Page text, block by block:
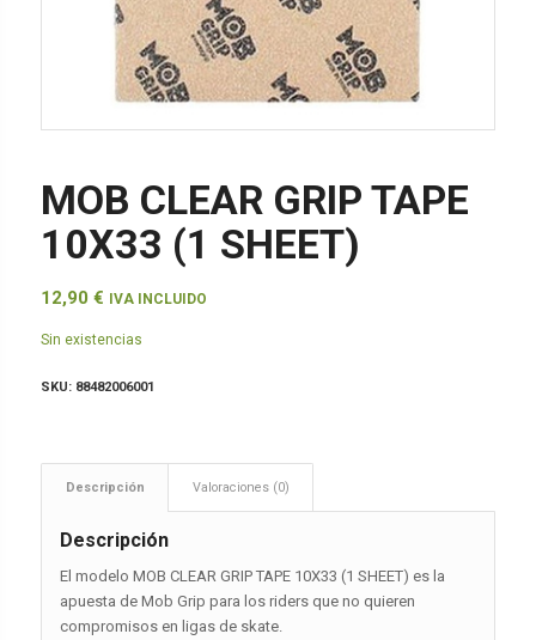
MOB CLEAR GRIP TAPE
10X33 (1 SHEET)
12,90 € IVA INCLUIDO
Sin existencias
SKU: 88482006001
Descripción Valoraciones (0)
Descripción
El modelo MOB CLEAR GRIP TAPE 10X33 (1 SHEET) es la
apuesta de Mob Grip para los riders que no quieren
compromisos en ligas de skate.